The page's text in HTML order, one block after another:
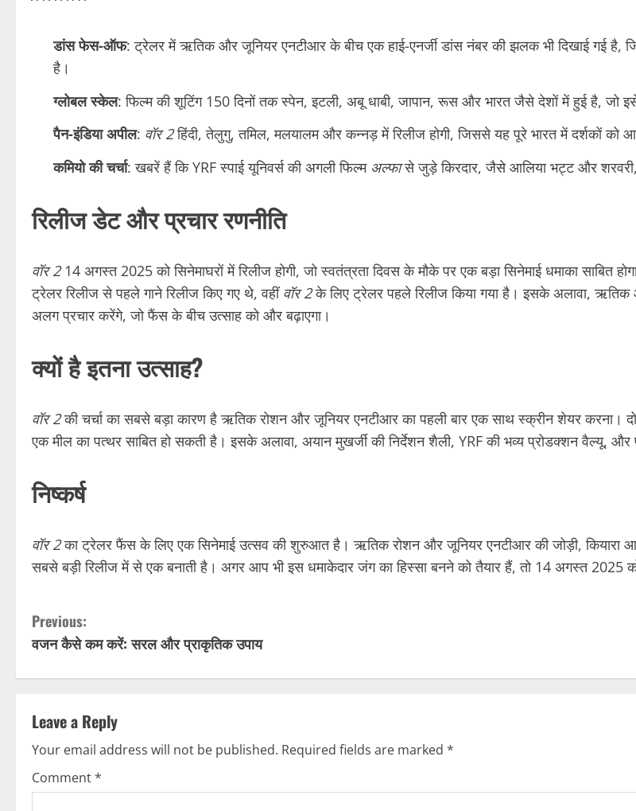
डांस फेस-ऑफ: ट्रेलर में ऋतिक और जूनियर एनटीआर के बीच एक हाई-एनर्जी डांस नंबर की झलक भी दिखाई गई है,
है।
ग्लोबल स्केल: फिल्म की शूटिंग 150 दिनों तक स्पेन, इटली, अबू धाबी, जापान, रूस और भारत जैसे देशों में हुई है, जो
पैन-इंडिया अपील: वॉर 2हिंदी, तेलुगु, तमिल, मलयालम और कन्नड़ में रिलीज होगी, जिससे यह पूरे भारत में दर्शकों को
कमियो की चर्चा: खबरें हैं कि YRF स्पाई यूनिवर्स की अगली फिल्म अल्फासे जुड़े किरदार, जैसे आलिया भट्ट और
रिलीज डेट और प्रचार रणनीति
वॉर 214 अगस्त 2025 को सिनेमाघरों में रिलीज होगी, जो स्वतंत्रता दिवस के मौके पर एक बड़ा सिनेमाई धमाका साबित
ट्रेलर रिलीज से पहले गाने रिलीज किए गए थे, वहींवॉर 2के लिए ट्रेलर पहले रिलीज किया गया है। इसके अलावा,
अलग प्रचार करेंगे, जो फैंस के बीच उत्साह को और बढ़ाएगा।
क्यों है इतना उत्साह?
वॉर 2की चर्चा का सबसे बड़ा कारण है ऋतिक रोशन और जूनियर एनटीआर का पहली बार एक साथ स्क्रीन शेयर करना।
एक मील का पत्थर साबित हो सकती है। इसके अलावा, अयान मुखर्जी की निर्देशन शैली, YRF की भव्य प्रोडक्शन वैल्यू,
निष्कर्ष
वॉर 2का ट्रेलर फैंस के लिए एक सिनेमाई उत्सव की शुरुआत है। ऋतिक रोशन और जूनियर एनटीआर की जोड़ी, कियारा
सबसे बड़ी रिलीज में से एक बनाती है। अगर आप भी इस धमाकेदार जंग का हिस्सा बनने को तैयार हैं, तो 14 अगस्त 2025
C
o
n
t
i
n
Previous:
वजन कैसे कम करें: सरल और प्राकृतिक उपाय
Leave a Reply
Your email address will not be published. Required fields are marked *
Comment*